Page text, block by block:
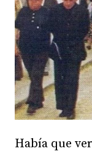
Había que